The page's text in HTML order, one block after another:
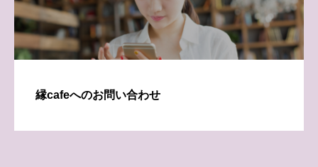
縁cafeへのお問い合わせ